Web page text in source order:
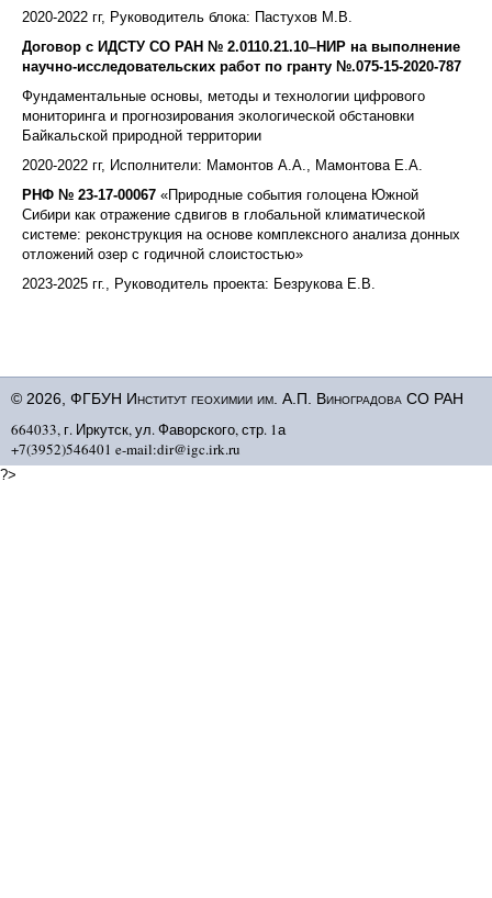
2020-2022 гг, Руководитель блока: Пастухов М.В.
Договор с ИДСТУ СО РАН № 2.0110.21.10–НИР на выполнение
научно-исследовательских работ по гранту №.075-15-2020-787
Фундаментальные основы, методы и технологии цифрового
мониторинга и прогнозирования экологической обстановки
Байкальской природной территории
2020-2022 гг, Исполнители: Мамонтов А.А., Мамонтова Е.А.
РНФ № 23-17-00067 «Природные события голоцена Южной
Сибири как отражение сдвигов в глобальной климатической
системе: реконструкция на основе комплексного анализа донных
отложений озер с годичной слоистостью»
2023-2025 гг., Руководитель проекта: Безрукова Е.В.
© 2026, ФГБУН Институт геохимии им. А.П. Виноградова СО РАН
664033, г. Иркутск, ул. Фаворского, стр. 1а
+7(3952)546401 e-mail:dir@igc.irk.ru
?>